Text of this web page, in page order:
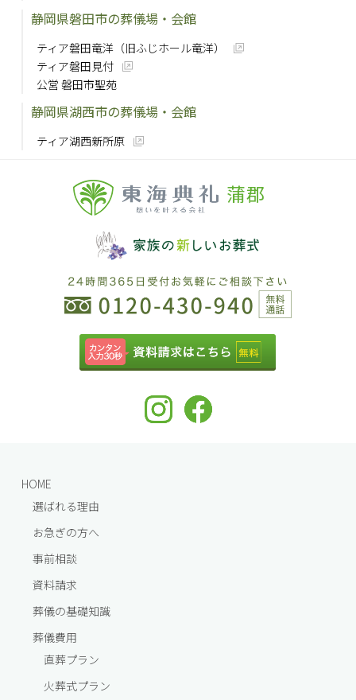
静岡県磐田市の葬儀場・会館
ティア磐田竜洋（旧ふじホール竜洋）
ティア磐田見付
公営 磐田市聖苑
静岡県湖西市の葬儀場・会館
ティア湖西新所原
蒲郡
HOME
選ばれる理由
お急ぎの方へ
事前相談
資料請求
葬儀の基礎知識
葬儀費⽤
直葬プラン
⽕葬式プラン